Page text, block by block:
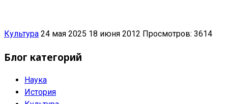
Культура 24 мая 2025 18 июня 2012 Просмотров: 3614
Блог категорий
Наука
История